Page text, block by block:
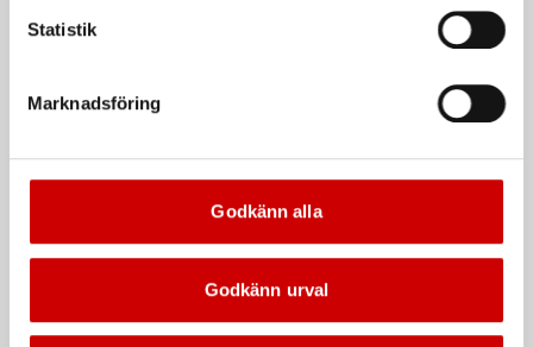
Statistik
Marknadsföring
Godkänn alla
Godkänn urval
Perbunan
Snabbt och enkelt system för att
reparera stenskott i vindruta
Kampanj